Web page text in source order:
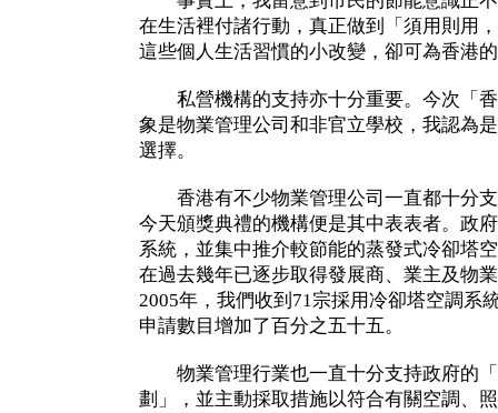
在生活裡付諸行動，真正做到「須用則用
這些個人生活習慣的小改變，卻可為香港
私營機構的支持亦十分重要。今次「香
象是物業管理公司和非官立學校，我認為
選擇。
香港有不少物業管理公司一直都十分支
今天頒獎典禮的機構便是其中表表者。政
系統，並集中推介較節能的蒸發式冷卻塔
在過去幾年已逐步取得發展商、業主及物
2005年，我們收到71宗採用冷卻塔空調系
申請數目增加了百分之五十五。
物業管理行業也一直十分支持政府的「
劃」，並主動採取措施以符合有關空調、